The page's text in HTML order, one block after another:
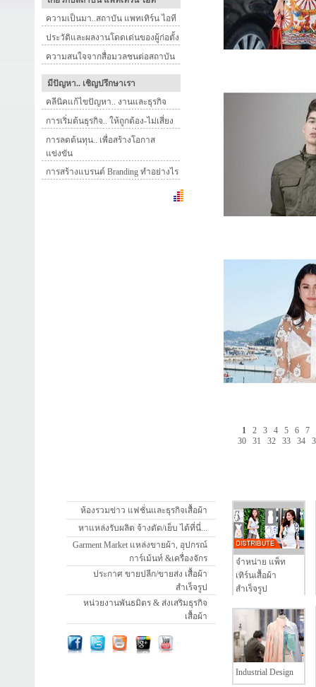
ความเป็นมา..สถาบัน แพทเทิร์น ไอที
ประวัติและผลงานโดดเด่นของผู้ก่อตั้ง
ความสนใจจากสื่อมวลชนต่อสถาบัน
มีปัญหา.. เชิญปรึกษาเรา
คลีนิคแก้ไขปัญหา.. งานและธุรกิจ
การเริ่มต้นธุรกิจ.. ให้ถูกต้อง-ไม่เสี่ยง
การลดต้นทุน.. เพื่อสร้างโอกาส
แข่งขัน
การสร้างแบรนด์ Branding ทำอย่างไร
1 2 3 4 5 6
7
30
31 32 33 34
ห้องรวมข่าว แฟชั่นและธุรกิจเสื้อผ้า
หาแหล่งรับผลิต จ้างตัด/เย็บ ได้ที่นี่...
Garment Market แหล่งขายผ้า, อุปกรณ์
การ์เม้นท์ &เครื่องจักร
ประกาศ ขายปลีก/ขายส่ง เสื้อผ้า
สำเร็จรูป
หน่วยงานพันธมิตร & ส่งเสริมธุรกิจ
เสื้อผ้า
จำหน่าย แพ็ท
เทิร์นเสื้อผ้า
สำเร็จรูป
Industrial Design